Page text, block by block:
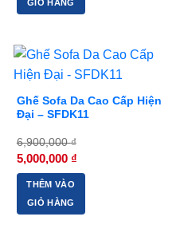
GIỎ HÀNG
Ghế Sofa Da Cao Cấp Hiện
Đại – SFDK11
6,900,000₫
Giá
gốc
là:
6,900,000 ₫.
5,000,000 ₫Giá
tại
THÊM VÀO
GIỎ HÀNG